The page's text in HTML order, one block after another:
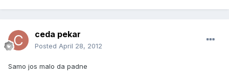
ceda pekar
Posted April 28, 2012
Samo jos malo da padne